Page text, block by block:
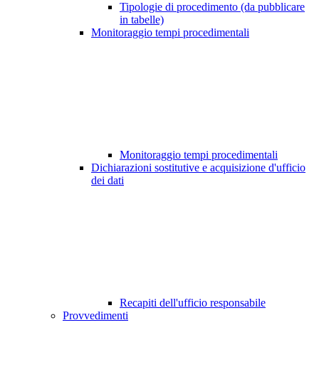
Tipologie di procedimento (da pubblicare
in tabelle)
Monitoraggio tempi procedimentali
Monitoraggio tempi procedimentali
Dichiarazioni sostitutive e acquisizione d'ufficio
dei dati
Recapiti dell'ufficio responsabile
Provvedimenti